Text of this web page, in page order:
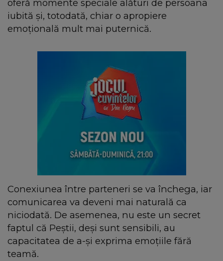
oferă momente speciale alături de persoana
iubită și, totodată, chiar o apropiere
emoțională mult mai puternică.
Conexiunea între parteneri se va închega, iar
comunicarea va deveni mai naturală ca
niciodată. De asemenea, nu este un secret
faptul că Peștii, deși sunt sensibili, au
capacitatea de a-și exprima emoțiile fără
teamă.